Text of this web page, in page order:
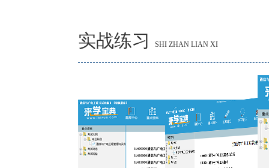
实战练习 SHI ZHAN LIAN XI